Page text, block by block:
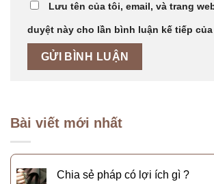
Lưu tên của tôi, email, và trang
duyệt này cho lần bình luận kế tiếp
Bài viết mới nhất
Chia sẻ pháp có lợi ích gì ?